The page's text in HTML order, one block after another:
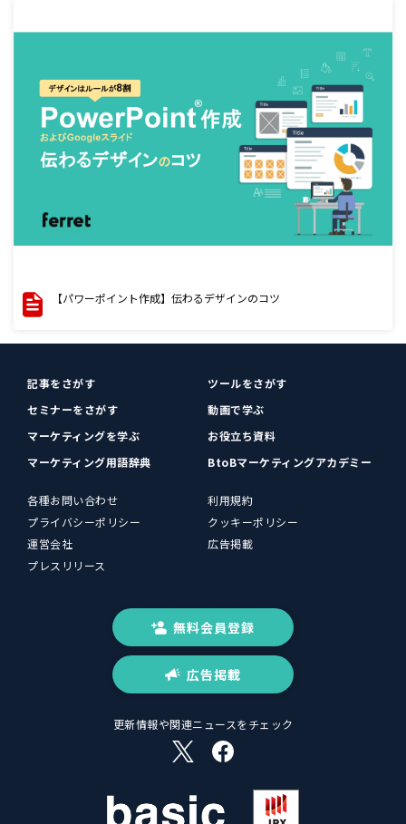
【パワーポイント作成】伝わるデザインのコツ
記事をさがす
ツールをさがす
セミナーをさがす
動画で学ぶ
マーケティングを学ぶ
お役立ち資料
マーケティング用語辞典
BtoBマーケティングアカデミー
各種お問い合わせ
利用規約
プライバシーポリシー
クッキーポリシー
運営会社
広告掲載
プレスリリース
無料会員登録
広告掲載
更新情報や関連ニュースをチェック